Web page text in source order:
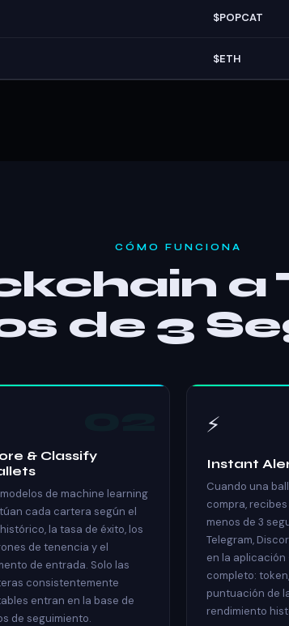
$POPCAT
$ETH
CÓMO FUNCIONA
a
de 3
& Classify
de machine learning
cada cartera según el
histórico, la tasa de éxito, los
de tenencia y el
de entrada. Solo las
consistentemente
entran en la base de
de seguimiento.
⚡
Instant
Cuando una
compra,
menos de 3
Telegram,
en la
completo:
puntuación de
rendimiento